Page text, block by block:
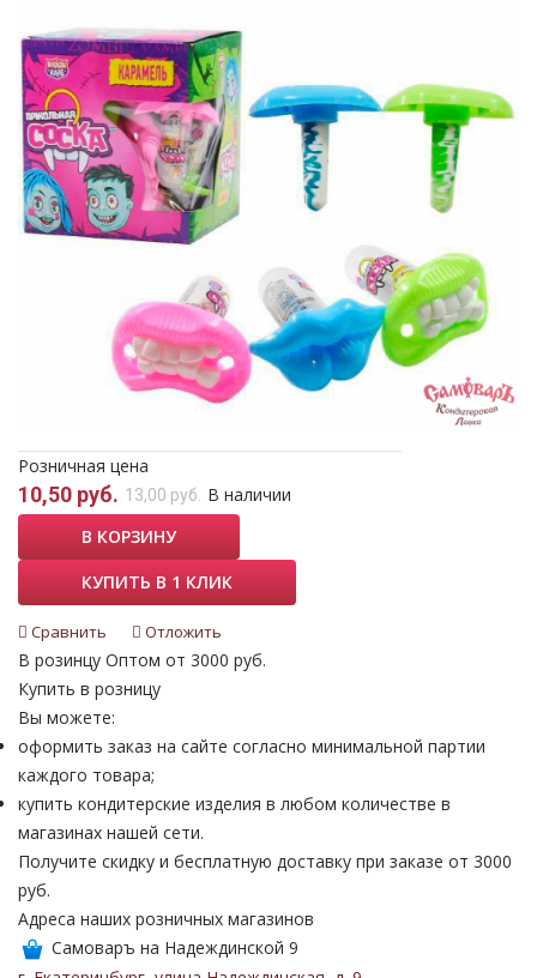
Розничная цена
10,50 руб. 13,00 руб.
В наличии
В КОРЗИНУ
КУПИТЬ В 1 КЛИК
Сравнить Отложить
В розинцу Оптом от 3000 руб.
Купить в розницу
Вы можете:
оформить заказ на сайте согласно минимальной партии
каждого товара;
купить кондитерские изделия в любом количестве в
магазинах нашей сети.
Получите скидку и бесплатную доставку при заказе от 3000
руб.
Адреса наших розничных магазинов
Самоваръ на Надеждинской 9